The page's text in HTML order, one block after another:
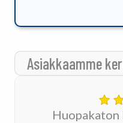
Asiakkaamme